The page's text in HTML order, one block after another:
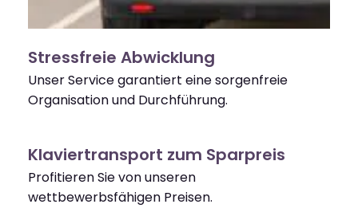
Stressfreie Abwicklung
Unser Service garantiert eine sorgenfreie
Organisation und Durchführung.
Klaviertransport zum Sparpreis
Profitieren Sie von unseren
wettbewerbsfähigen Preisen.